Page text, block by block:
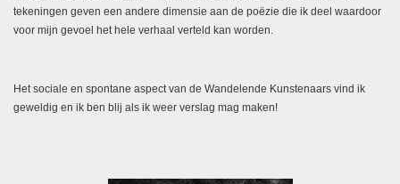
tekeningen geven een andere dimensie aan de poëzie die ik deel waardoor
voor mijn gevoel het hele verhaal verteld kan worden.
Het sociale en spontane aspect van de Wandelende Kunstenaars vind ik
geweldig en ik ben blij als ik weer verslag mag maken!